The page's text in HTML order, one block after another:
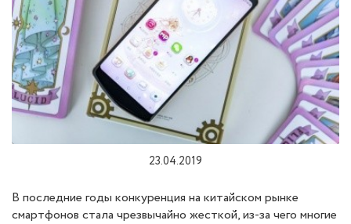
23.04.2019
В последние годы конкуренция на китайском рынке
смартфонов стала чрезвычайно жесткой, из-за чего многие